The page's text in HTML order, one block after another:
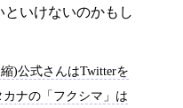
いけないのかもし
)公式さんはTwitterを
ナの「フクシマ」は